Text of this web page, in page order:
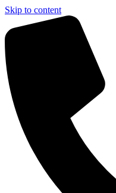
Skip to content